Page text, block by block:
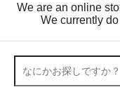
We are an online
We currently